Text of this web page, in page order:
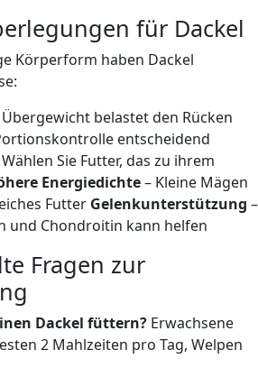
für Dackel
Körperform haben Dackel
Übergewicht belastet den Rücken
entscheidend
Sie Futter, das zu ihrem
Energiedichte– Kleine Mägen
Futter Gelenkunterstützung –
und Chondroitin kann helfen
Fragen zur
Dackel füttern? Erwachsene
2 Mahlzeiten pro Tag, Welpen